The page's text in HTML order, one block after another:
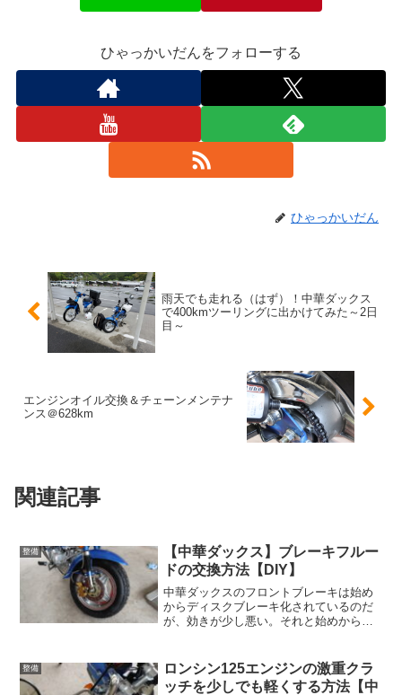
ひゃっかいだんをフォローする
ひゃっかいだん
雨天でも走れる（はず）！中華ダックス
で400kmツーリングに出かけてみた～2日
目～
エンジンオイル交換＆チェーンメンテナ
ンス＠628km
関連記事
整備
【中華ダックス】ブレーキフルー
ドの交換方法【DIY】
中華ダックスのフロントブレーキは始め
からディスクブレーキ化されているのだ
が、効きが少し悪い。それと始めからタ
レーキフルードの交換方法には、中華だ
からといって特別なことは...
整備
ロンシン125エンジンの激重クラ
ッチを少しでも軽くする方法【中